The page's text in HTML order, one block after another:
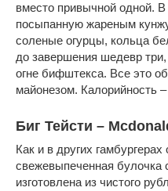
вместо привычной одной.
посыпанную жареным
соленые огурцы, кольца
до завершения шедевр
огне бифштекса. Все это
майонезом. Калорийность
Биг Тейсти –
Как и в других
свежевыпеченная булочка
изготовлена из чистого